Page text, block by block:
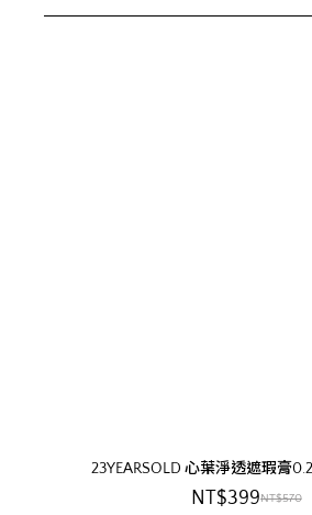
23YEARSOLD 心葉淨透遮瑕膏
NT$399NT$570